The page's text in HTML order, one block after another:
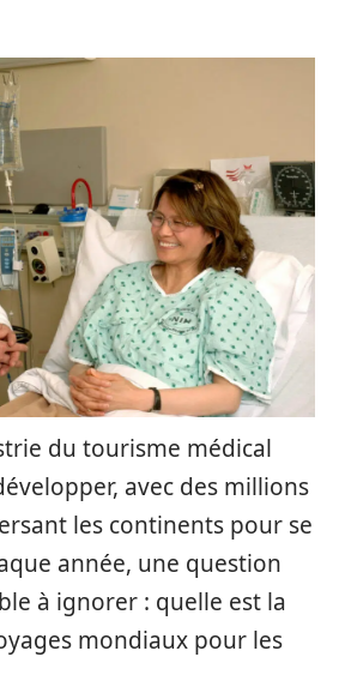
du tourisme médical
avec des millions
les continents pour se
année, une question
à ignorer : quelle est la
mondiaux pour les